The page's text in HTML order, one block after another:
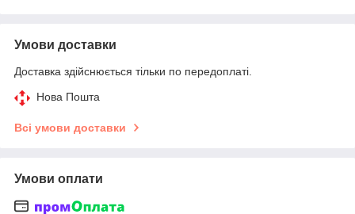
Умови доставки
Доставка здійснюється тільки по передоплаті.
Нова Пошта
Всі умови доставки
Умови оплати